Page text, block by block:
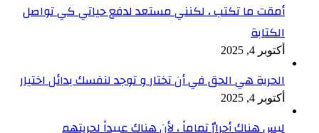
أمقت ما تكتب ، لكنني مستعد لدفع حياتي كي تواصل
الكتابة
أكتوبر 4, 2025
الحرية هي الحق في أن تختار و توجد لنفسك بدائل اختيار
أكتوبر 4, 2025
ليس هناك أحرارٌ تماماً ، لأن هناك عبيداً لحريتهم